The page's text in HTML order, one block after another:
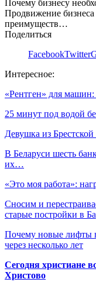
Почему бизнесу
Продвижение
преимуществ…
Поделиться
FacebookTwitter
Интересное:
«Рентген» для
25 минут под водой
Девушка из
В Беларуси шесть
их…
«Это моя работа»:
Сносим и
старые постройки в
Почему новые лифты
через несколько лет
Сегодня христиане
Христово